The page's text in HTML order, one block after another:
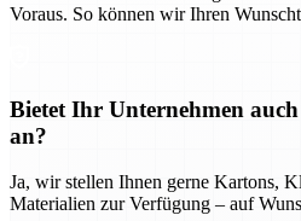
Voraus. So können wir Ihren
Bietet Ihr Unternehmen
an?
Ja, wir stellen Ihnen gerne Kartons,
Materialien zur Verfügung – auf